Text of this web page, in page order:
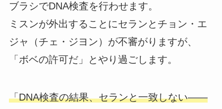
ブラシでDNA検査を行わせます。
ミスンが外出することにセランとチョン・エ
ジャ（チェ・ジヨン）が不審がりますが、
「ボベの許可だ」とやり過ごします。
「DNA検査の結果、セランと一致しない――